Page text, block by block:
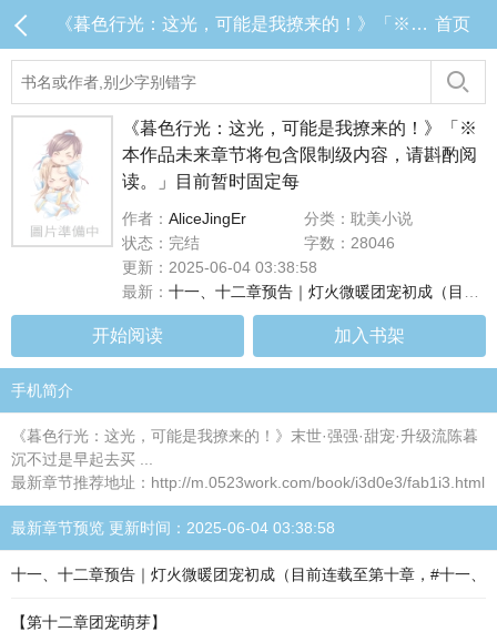
《暮色行光：这光，可能是我撩来的！》「※本作品未来章节将包含限制级内容，请斟酌阅读。」目前暂时固定每 目录 (共14章) 首页
《暮色行光：这光，可能是我撩来的！》「※
本作品未来章节将包含限制级内容，请斟酌阅
读。」目前暂时固定每
作者： AliceJingEr
分类：耽美小说
状态：完结
字数：28046
更新：2025-06-04 03:38:58
最新： 十一、十二章预告｜灯火微暖团宠初成（目前连载至第十章，#十一、十二章将於下周二早上8点更新！）
开始阅读 加入书架
手机简介
《暮色行光：这光，可能是我撩来的！》末世·强强·甜宠·升级流陈暮
沉不过是早起去买 ...
最新章节推荐地址：http://m.0523work.com/book/i3d0e3/fab1i3.html
最新章节预览 更新时间：2025-06-04 03:38:58
十一、十二章预告｜灯火微暖团宠初成（目前连载至第十章，#十一、
【第十二章团宠萌芽】